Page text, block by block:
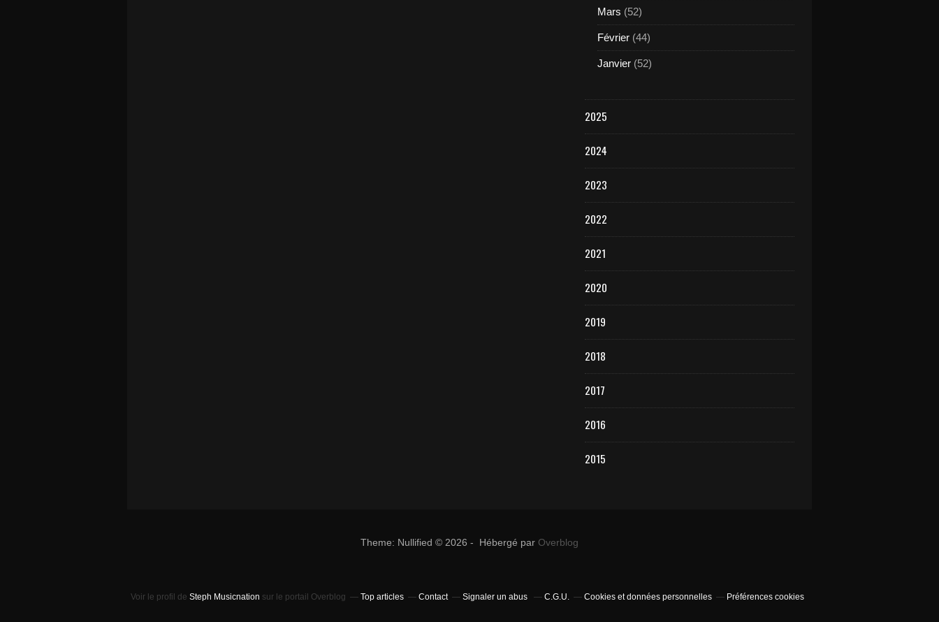
Mars (52)
Février (44)
Janvier (52)
2025
2024
2023
2022
2021
2020
2019
2018
2017
2016
2015
Theme: Nullified © 2026 - Hébergé par Overblog
Voir le profil de Steph Musicnation sur le portail Overblog Top articles Contact Signaler un abus C.G.U. Cookies et données personnelles Préférences cookies